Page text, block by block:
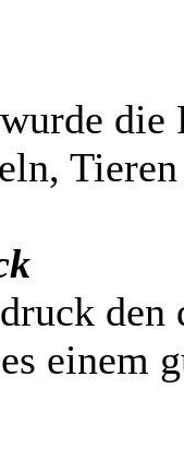
die
einem